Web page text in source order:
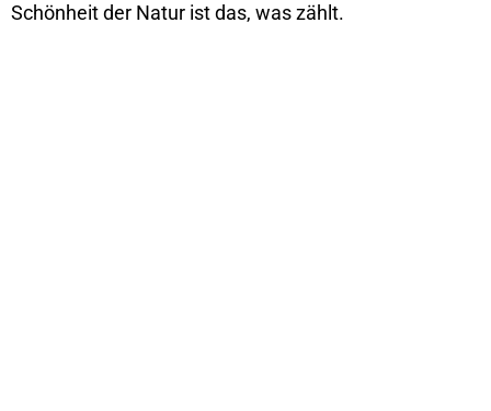
Schönheit der Natur ist das, was zählt.